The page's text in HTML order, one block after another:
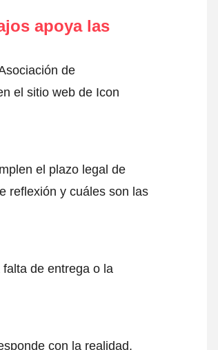
apoya las
de
el sitio web de Icon
el plazo legal de
reflexión y cuáles son las
de entrega o la
con la realidad.